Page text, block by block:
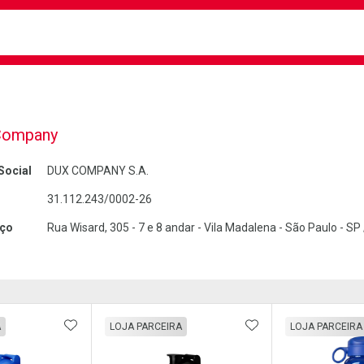
DUX COMPANY S.A.
31.112.243/0002-26
Rua Wisard, 305 - 7 e 8 andar - Vila Madalena - São Paulo -
ADICIONAR AOS FAVORITOS
LOJA PARCEIRA ADICIONAR AOS
LOJA PARCEIRA